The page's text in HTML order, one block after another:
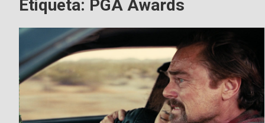
Etiqueta: PGA Awards